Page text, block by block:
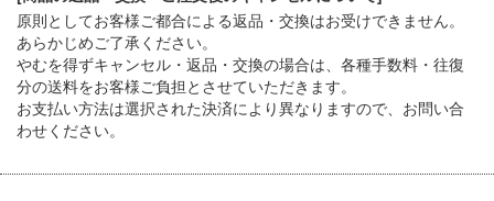
原則としてお客様ご都合による返品・交換はお受けできません。
あらかじめご了承ください。
やむを得ずキャンセル・返品・交換の場合は、各種手数料・往復
分の送料をお客様ご負担とさせていただきます。
お支払い方法は選択された決済により異なりますので、お問い合
わせください。